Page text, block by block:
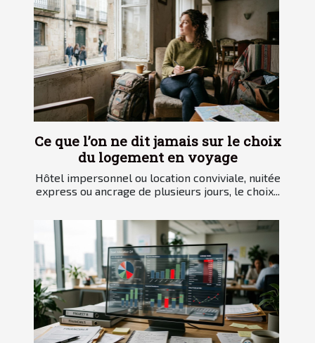
Ce que l’on ne dit jamais sur le choix
du logement en voyage
Hôtel impersonnel ou location conviviale, nuitée
express ou ancrage de plusieurs jours, le choix...